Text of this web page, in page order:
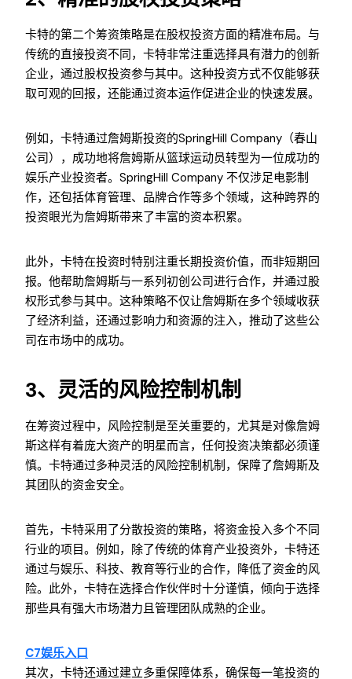
卡特的第二个筹资策略是在股权投资方面的精准布局。与
传统的直接投资不同，卡特非常注重选择具有潜力的创新
企业，通过股权投资参与其中。这种投资方式不仅能够获
取可观的回报，还能通过资本运作促进企业的快速发展。
例如，卡特通过詹姆斯投资的SpringHill Company（春山
公司），成功地将詹姆斯从篮球运动员转型为一位成功的
娱乐产业投资者。SpringHill Company 不仅涉足电影制
作，还包括体育管理、品牌合作等多个领域，这种跨界的
投资眼光为詹姆斯带来了丰富的资本积累。
此外，卡特在投资时特别注重长期投资价值，而非短期回
报。他帮助詹姆斯与一系列初创公司进行合作，并通过股
权形式参与其中。这种策略不仅让詹姆斯在多个领域收获
了经济利益，还通过影响力和资源的注入，推动了这些公
司在市场中的成功。
3、灵活的风险控制机制
在筹资过程中，风险控制是至关重要的，尤其是对像詹姆
斯这样有着庞大资产的明星而言，任何投资决策都必须谨
慎。卡特通过多种灵活的风险控制机制，保障了詹姆斯及
其团队的资金安全。
首先，卡特采用了分散投资的策略，将资金投入多个不同
行业的项目。例如，除了传统的体育产业投资外，卡特还
通过与娱乐、科技、教育等行业的合作，降低了资金的风
险。此外，卡特在选择合作伙伴时十分谨慎，倾向于选择
那些具有强大市场潜力且管理团队成熟的企业。
C7娱乐入口
其次，卡特还通过建立多重保障体系，确保每一笔投资的